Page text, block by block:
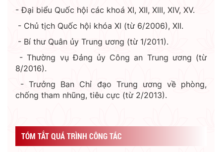
- Đại biểu Quốc hội các khoá XI, XII, XIII, XIV, XV.
- Chủ tịch Quốc hội khóa XI (từ 6/2006), XII.
- Bí thư Quân ủy Trung ương (từ 1/2011).
- Thường vụ Đảng ủy Công an Trung ương (từ
8/2016).
- Trưởng Ban Chỉ đạo Trung ương về phòng,
chống tham nhũng, tiêu cực (từ 2/2013).
TÓM TẮT QUÁ TRÌNH CÔNG TÁC